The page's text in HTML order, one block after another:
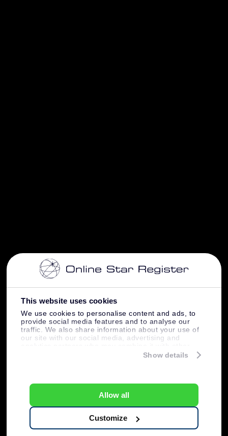
This website uses cookies
We use cookies to personalise content and ads, to
provide social media features and to analyse our
traffic. We also share information about your use of
our site with our social media, advertising and
information that you’ve provided to them or that
Show details
Allow all
Customize